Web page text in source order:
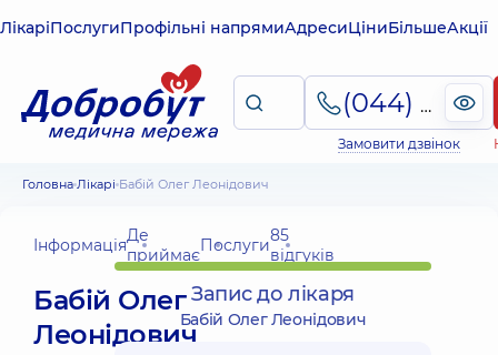
ЛікаріПослугиПрофільні напрямиАдресиЦіниБільшеАкції
(044) 495-2-888
Замовити дзвінок
Головна Лікарі Бабій Олег Леонідович
ІнформаціяДе
приймаєПослуги85
відгуків
Бабій Олег
Леонідович
Запис до лікаря
Бабій Олег Леонідович